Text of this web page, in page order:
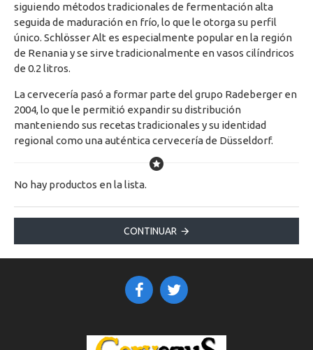
siguiendo métodos tradicionales de fermentación alta
seguida de maduración en frío, lo que le otorga su perfil
único. Schlösser Alt es especialmente popular en la región
de Renania y se sirve tradicionalmente en vasos cilíndricos
de 0.2 litros.
La cervecería pasó a formar parte del grupo Radeberger en
2004, lo que le permitió expandir su distribución
manteniendo sus recetas tradicionales y su identidad
regional como una auténtica cervecería de Düsseldorf.
No hay productos en la lista.
CONTINUAR